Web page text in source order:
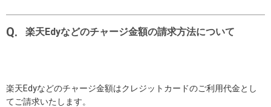
楽天Edyなどのチャージ金額の請求方法について
楽天Edyなどのチャージ金額はクレジットカードのご利用代金とし
てご請求いたします。